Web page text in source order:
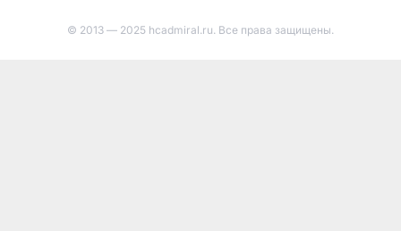
© 2013 — 2025 hcadmiral.ru. Все права защищены.